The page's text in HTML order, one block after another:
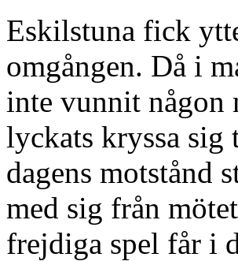
Eskilstuna fick
omgången. Då i
inte vunnit någon
lyckats kryssa sig
dagens motstånd
med sig från
frejdiga spel får i